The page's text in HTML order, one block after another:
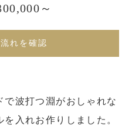
～
れを確認
波打つ淵がおしゃれな
入れお作りしました。